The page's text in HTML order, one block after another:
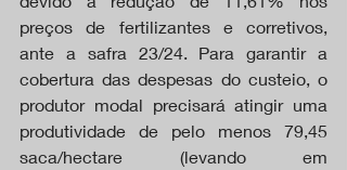
preços de fertilizantes e corretivos,
ante a safra 23/24. Para garantir a
cobertura das despesas do custeio, o
produtor modal precisará atingir uma
produtividade de pelo menos 79,45
saca/hectare (levando em